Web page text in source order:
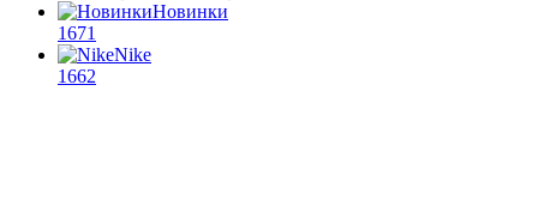
Новинки
1671
Nike
1662